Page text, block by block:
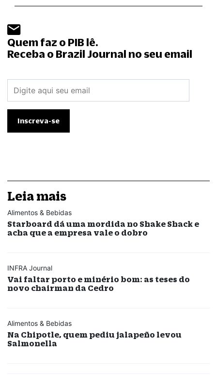
Quem faz o PIB lê.
Receba o Brazil Journal no seu email
Leia mais
Alimentos & Bebidas
Starboard dá uma mordida no Shake Shack e
acha que a empresa vale o dobro
INFRA Journal
Vai faltar porto e minério bom: as teses do
novo chairman da Cedro
Alimentos & Bebidas
Na Chipotle, quem pediu jalapeño levou
Salmonella